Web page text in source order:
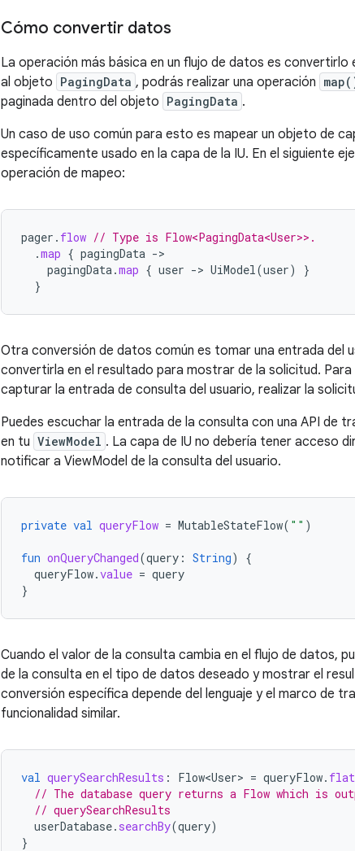
Cómo convertir datos
La operación más básica en un flujo de datos es
al objeto PagingData , podrás realizar una operación
paginada dentro del objeto PagingData .
Un caso de uso común para esto es mapear un objeto de
específicamente usado en la capa de la IU. En el siguiente
operación de mapeo:
pager . flow // Type is Flow<PagingData<User>>.
.map { pagingData ->
pagingData.map { user -> UiModel(user)
}
}
Otra conversión de datos común es tomar una entrada del
convertirla en el resultado para mostrar de la solicitud.
capturar la entrada de consulta del usuario, realizar la
Puedes escuchar la entrada de la consulta con una API de
en tu ViewModel . La capa de IU no debería tener acceso
notificar a ViewModel de la consulta del usuario.
private val queryFlow = MutableStateFlow( "" )
fun onQueryChanged(query : String)
{
queryFlow.value = query
}
Cuando el valor de la consulta cambia en el flujo de datos,
de la consulta en el tipo de datos deseado y mostrar el
conversión específica depende del lenguaje y el marco de
funcionalidad similar.
val querySearchResults : Flow<User> = queryFlow.
// The database query returns a Flow which is
// querySearchResults
userDatabase. searchBy(query)
}